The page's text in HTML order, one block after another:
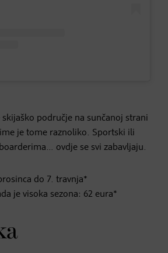
skijaško područje na sunčanoj strani
je tome raznoliko. Sportski ili
ovdje se svi zabavljaju.
do 7. travnja*
je visoka sezona: 62 eura*